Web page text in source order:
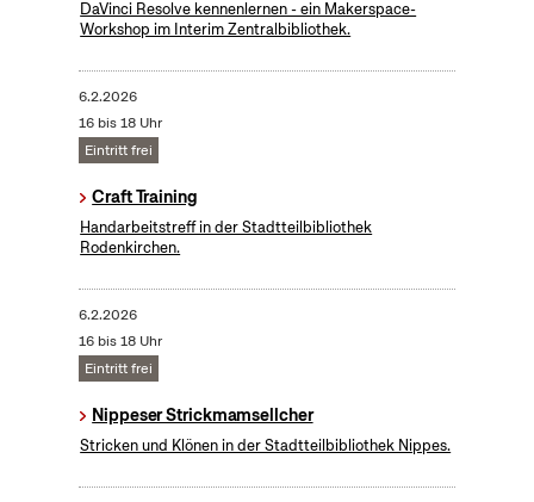
DaVinci Resolve kennenlernen - ein Makerspace-
Workshop im Interim Zentralbibliothek.
6.2.2026
16 bis 18 Uhr
Eintritt frei
Craft Training
Handarbeitstreff in der Stadtteilbibliothek
Rodenkirchen.
6.2.2026
16 bis 18 Uhr
Eintritt frei
Nippeser Strickmamsellcher
Stricken und Klönen in der Stadtteilbibliothek Nippes.